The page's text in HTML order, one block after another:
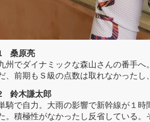
桑原亮
州でダイナミックな森山さんの番手
、前期もＳ級の点数は取れなかったし
鈴木謙太郎
騎で自力。大雨の影響で新幹線が１
。積極性がなかったし反省している